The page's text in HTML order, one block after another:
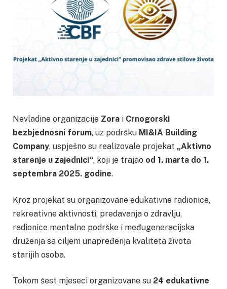
Nevladine organizacije Zora i Crnogorski
bezbjednosni forum, uz podršku MI&IA Building
Company, uspješno su realizovale projekat „Aktivno
starenje u zajednici“, koji je trajao od 1. marta do 1.
septembra 2025. godine.
Kroz projekat su organizovane edukativne radionice,
rekreativne aktivnosti, predavanja o zdravlju,
radionice mentalne podrške i međugeneracijska
druženja sa ciljem unapređenja kvaliteta života
starijih osoba.
Tokom šest mjeseci organizovane su 24 edukativne